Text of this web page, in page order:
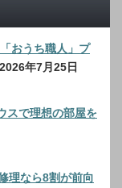
おうち職人」プ
2026年7月25日
スで理想の部屋を
理なら8割が前向